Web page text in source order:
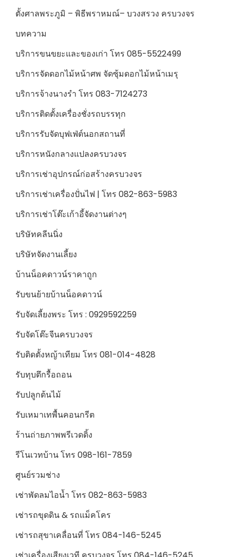
ตั้งศาลพระภูมิ – พิธีพราหมณ์– บวงสรวง ครบวงจร
บทความ
บริการขนขยะและของเก่า โทร 085-5522499
บริการจัดดอกไม้หน้าศพ จัดซุ้มดอกไม้หน้าเมรุ
บริการจ้างนางรำ โทร 083-7124273
บริการติดตั้งเครื่องชั่งรถบรรทุก
บริการรับจัดบุฟเฟ่ต์นอกสถานที่
บริการหนังกลางแปลงครบวงจร
บริการเช่าอุปกรณ์ก่อสร้างครบวงจร
บริการเช่าเครื่องปั่นไฟ | โทร 082-863-5983
บริการเช่าโต๊ะเก้าอี้จัดงานต่างๆ
บริษัทคลีนนิ่ง
บริษัทจัดงานเลี้ยง
บ้านน็อคดาวน์ราคาถูก
รับขนย้ายบ้านน็อคดาวน์
รับจัดเลี้ยงพระ โทร : 0929592259
รับจัดโต๊ะจีนครบวงจร
รับติดตั้งหญ้าเทียม โทร 081-014-4828
รับทุบตึกรื้อถอน
รับปลูกต้นไม้
รับเหมาเทพื้นคอนกรีต
ร้านถ่ายภาพพรีเวดดิ้ง
รีโนเวทบ้าน โทร 098-161-7859
ศูนย์รวมช่าง
เช่าพัดลมไอน้ำ โทร 082-863-5983
เช่ารถขุดดิน & รถแม็คโคร
เช่ารถสุขาเคลื่อนที่ โทร 084-146-5245